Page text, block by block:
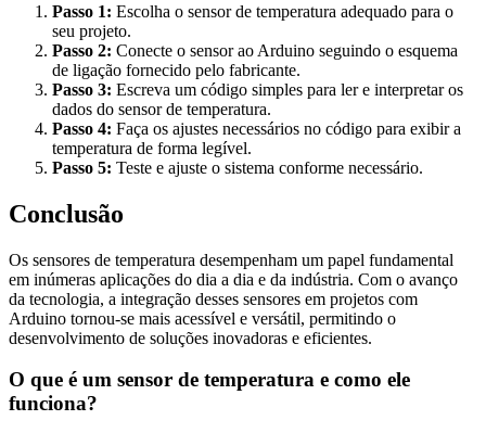
Passo 1: Escolha o sensor de temperatura adequado para o
seu projeto.
Passo 2: Conecte o sensor ao Arduino seguindo o esquema
de ligação fornecido pelo fabricante.
Passo 3: Escreva um código simples para ler e interpretar os
dados do sensor de temperatura.
Passo 4: Faça os ajustes necessários no código para exibir a
temperatura de forma legível.
Passo 5: Teste e ajuste o sistema conforme necessário.
Conclusão
Os sensores de temperatura desempenham um papel fundamental
em inúmeras aplicações do dia a dia e da indústria. Com o avanço
da tecnologia, a integração desses sensores em projetos com
Arduino tornou-se mais acessível e versátil, permitindo o
desenvolvimento de soluções inovadoras e eficientes.
O que é um sensor de temperatura e como ele
funciona?